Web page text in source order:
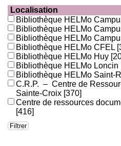
Localisation
Bibliothèque HELMo
Bibliothèque HELMo
Bibliothèque HELMo
Bibliothèque HELMo CFEL
Bibliothèque HELMo Huy
Bibliothèque HELMo Loncin
Bibliothèque HELMo Saint-
C.R.P. – Centre de
Sainte-Croix [370]
Centre de ressources
[416]